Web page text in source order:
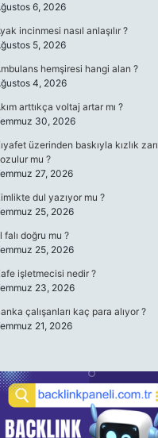
6, 2026
incinmesi nasıl anlaşılır ?
5, 2026
hemşiresi hangi alan ?
4, 2026
arttıkça voltaj artar mı ?
30, 2026
üzerinden baskıyla kızlık zarı
mu ?
27, 2026
dul yazıyor mu ?
25, 2026
falı doğru mu ?
25, 2026
işletmecisi nedir ?
23, 2026
çalışanları kaç para alıyor ?
21, 2026